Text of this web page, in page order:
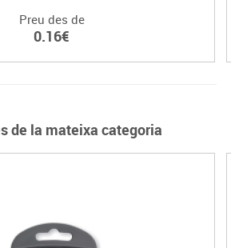
Preu des de
0.16€
de la mateixa categoria